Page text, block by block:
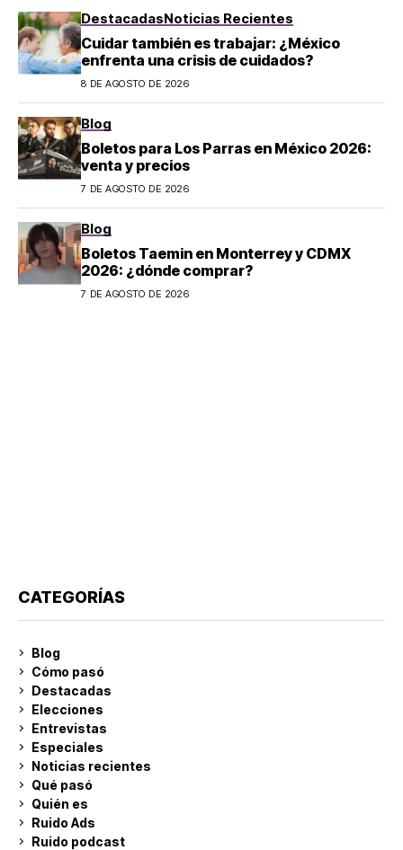
DestacadasNoticias Recientes
Cuidar también es trabajar: ¿México
enfrenta una crisis de cuidados?
8 DE AGOSTO DE 2026
Blog
Boletos para Los Parras en México 2026:
venta y precios
7 DE AGOSTO DE 2026
Blog
Boletos Taemin en Monterrey y CDMX
2026: ¿dónde comprar?
7 DE AGOSTO DE 2026
CATEGORÍAS
Blog
Cómo pasó
Destacadas
Elecciones
Entrevistas
Especiales
Noticias recientes
Qué pasó
Quién es
Ruido Ads
Ruido podcast